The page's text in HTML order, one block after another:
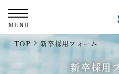
MENU
TOP 新卒採用フォーム
新卒採用